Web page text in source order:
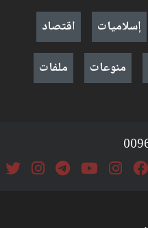
إسلاميات
اقتصاد
منوعات ملفات